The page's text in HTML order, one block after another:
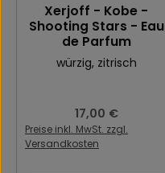
Xerjoff - Kobe -
Shooting Stars - Eau
de Parfum
würzig, zitrisch
Regulärer Preis:
17,00 €
Preise inkl. MwSt. zzgl.
Versandkosten